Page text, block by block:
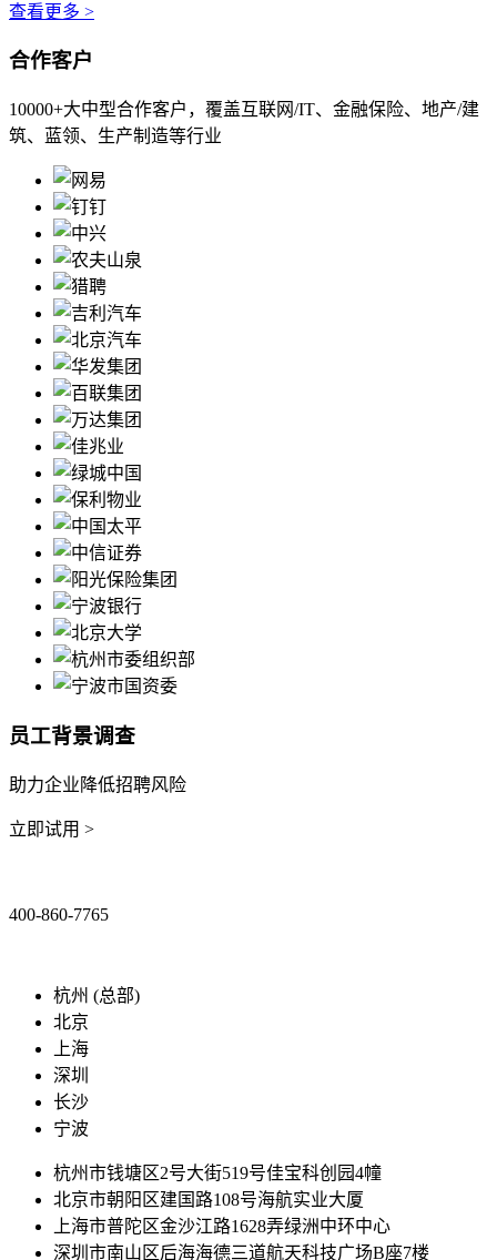
查看更多 >
合作客户
10000+大中型合作客户，覆盖互联网/IT、金融保险、地产/建
筑、蓝领、生产制造等行业
员工背景调查
助力企业降低招聘风险
立即试用 >
400-860-7765
杭州 (总部)
北京
上海
深圳
长沙
宁波
杭州市钱塘区2号大街519号佳宝科创园4幢
北京市朝阳区建国路108号海航实业大厦
上海市普陀区金沙江路1628弄绿洲中环中心
深圳市南山区后海海德三道航天科技广场B座7楼